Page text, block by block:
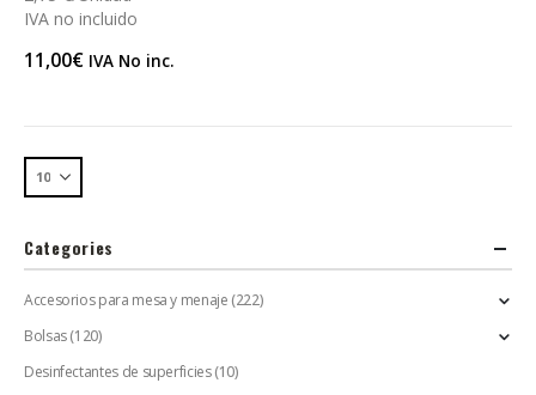
IVA no incluido
11,00€ IVA No inc.
Categories
Accesorios para mesa y menaje (222)
Bolsas(120)
Desinfectantes de superficies (10)